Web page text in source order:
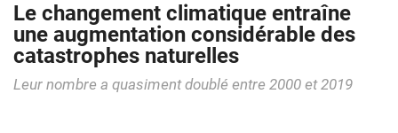
Le changement climatique entraîne
une augmentation considérable des
catastrophes naturelles
Leur nombre a quasiment doublé entre 2000 et 2019